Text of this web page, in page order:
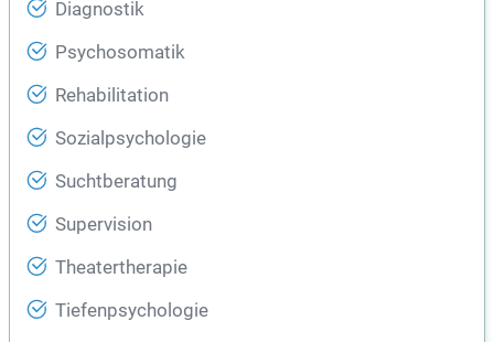
Diagnostik
Psychosomatik
Rehabilitation
Sozialpsychologie
Suchtberatung
Supervision
Theatertherapie
Tiefenpsychologie